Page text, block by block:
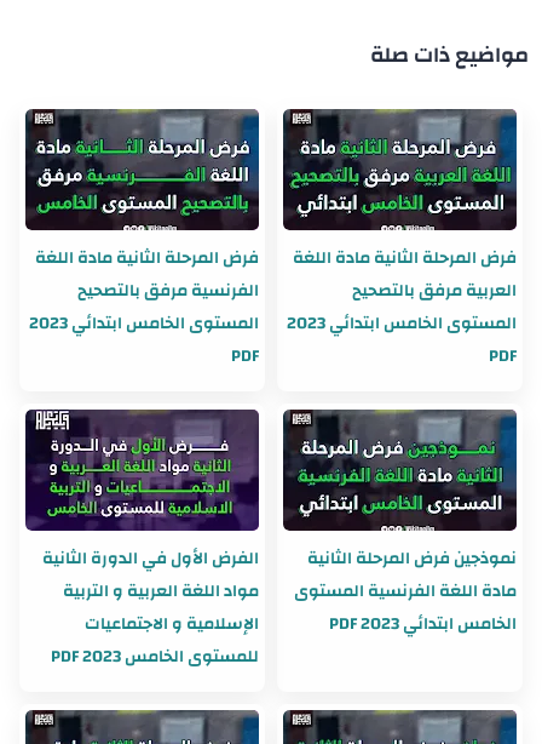
مواضيع ذات صلة
فرض المرحلة الثانية مادة اللغة
العربية مرفق بالتصحيح
المستوى الخامس ابتدائي 2023
PDF
فرض المرحلة الثانية مادة اللغة
الفرنسية مرفق بالتصحيح
المستوى الخامس ابتدائي 2023
PDF
نموذجين فرض المرحلة الثانية
مادة اللغة الفرنسية المستوى
الخامس ابتدائي 2023 PDF
الفرض الأول في الدورة الثانية
مواد اللغة العربية و التربية
الإسلامية و الاجتماعيات
للمستوى الخامس 2023 PDF